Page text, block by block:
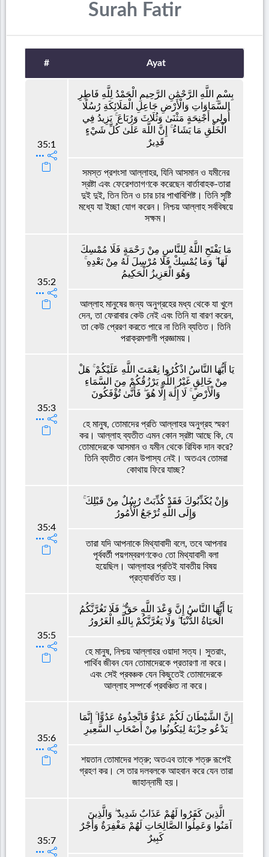
Surah Fatir
# Ayat
35:1
بِسْمِ اللَّهِ الرَّحْمَٰنِ الرَّحِيمِ الْحَمْدُ لِلَّهِ فَاطِرِ
السَّمَاوَاتِ وَالْأَرْضِ جَاعِلِ الْمَلَائِكَةِ رُسُلًا
أُولِي أَجْنِحَةٍ مَثْنَىٰ وَثُلَاثَ وَرُبَاعَ ۚ يَزِيدُ فِي
الْخَلْقِ مَا يَشَاءُ ۚ إِنَّ اللَّهَ عَلَىٰ كُلِّ شَيْءٍ
قَدِيرٌ
সমস্ত প্রশংসা আল্লাহর, যিনি আসমান ও যমীনের
স্রষ্টা এবং ফেরেশতাগণকে করেছেন বার্তাবাহক-তারা
দুই দুই, তিন তিন ও চার চার পাখাবিশিষ্ট। তিনি সৃষ্টি
মধ্যে যা ইচ্ছা যোগ করেন। নিশ্চয় আল্লাহ সর্ববিষয়ে
সক্ষম।
35:2
مَا يَفْتَحِ اللَّهُ لِلنَّاسِ مِنْ رَحْمَةٍ فَلَا مُمْسِكَ
لَهَا ۖ وَمَا يُمْسِكْ فَلَا مُرْسِلَ لَهُ مِنْ بَعْدِهِ ۚ
وَهُوَ الْعَزِيزُ الْحَكِيمُ
আল্লাহ মানুষের জন্য অনুগ্রহের মধ্য থেকে যা খুলে
দেন, তা ফেরাবার কেউ নেই এবং তিনি যা বারণ করেন,
তা কেউ প্রেরণ করতে পারে না তিনি ব্যতিত। তিনি
পরাক্রমশালী প্রজ্ঞাময়।
35:3
يَا أَيُّهَا النَّاسُ اذْكُرُوا نِعْمَتَ اللَّهِ عَلَيْكُمْ ۚ هَلْ
مِنْ خَالِقٍ غَيْرُ اللَّهِ يَرْزُقُكُمْ مِنَ السَّمَاءِ
وَالْأَرْضِ ۚ لَا إِلَٰهَ إِلَّا هُوَ ۖ فَأَنَّىٰ تُؤْفَكُونَ
হে মানুষ, তোমাদের প্রতি আল্লাহর অনুগ্রহ স্মরণ
কর। আল্লাহ ব্যতীত এমন কোন স্রষ্টা আছে কি, যে
তোমাদেরকে আসমান ও যমীন থেকে রিযিক দান করে?
তিনি ব্যতীত কোন উপাস্য নেই। অতএব তোমরা
কোথায় ফিরে যাচ্ছ?
35:4
وَإِنْ يُكَذِّبُوكَ فَقَدْ كُذِّبَتْ رُسُلٌ مِنْ قَبْلِكَ ۚ
وَإِلَى اللَّهِ تُرْجَعُ الْأُمُورُ
তারা যদি আপনাকে মিথ্যাবাদী বলে, তবে আপনার
পূর্ববর্তী পয়গম্বরগণকেও তো মিথ্যাবাদী বলা
হয়েছিল। আল্লাহর প্রতিই যাবতীয় বিষয়
প্রত্যাবর্তিত হয়।
35:5
يَا أَيُّهَا النَّاسُ إِنَّ وَعْدَ اللَّهِ حَقٌّ ۖ فَلَا تَغُرَّنَّكُمُ
الْحَيَاةُ الدُّنْيَا ۖ وَلَا يَغُرَّنَّكُمْ بِاللَّهِ الْغَرُورُ
হে মানুষ, নিশ্চয় আল্লাহর ওয়াদা সত্য। সুতরাং,
পার্থিব জীবন যেন তোমাদেরকে প্রতারণা না করে।
এবং সেই প্রবঞ্চক যেন কিছুতেই তোমাদেরকে
আল্লাহ সম্পর্কে প্রবঞ্চিত না করে।
35:6
إِنَّ الشَّيْطَانَ لَكُمْ عَدُوٌّ فَاتَّخِذُوهُ عَدُوًّا ۚ إِنَّمَا
يَدْعُو حِزْبَهُ لِيَكُونُوا مِنْ أَصْحَابِ السَّعِيرِ
শয়তান তোমাদের শত্রু; অতএব তাকে শত্রু রূপেই
গ্রহণ কর। সে তার দলবলকে আহবান করে যেন তারা
জাহান্নামী হয়।
35:7
الَّذِينَ كَفَرُوا لَهُمْ عَذَابٌ شَدِيدٌ ۖ وَالَّذِينَ
آمَنُوا وَعَمِلُوا الصَّالِحَاتِ لَهُمْ مَغْفِرَةٌ وَأَجْرٌ
كَبِيرٌ